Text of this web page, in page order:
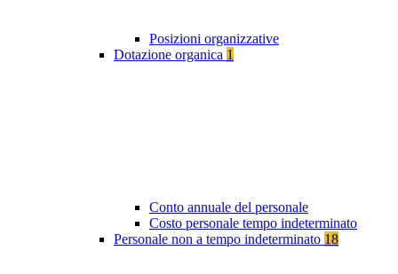
Posizioni organizzative
Dotazione organica 1
Conto annuale del personale
Costo personale tempo indeterminato
Personale non a tempo indeterminato 18